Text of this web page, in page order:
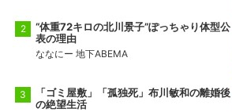
“体重72キロの北川景子”ぽっちゃり体型公
表の理由
ななにー 地下ABEMA
「ゴミ屋敷」「孤独死」布川敏和の離婚後
の絶望生活